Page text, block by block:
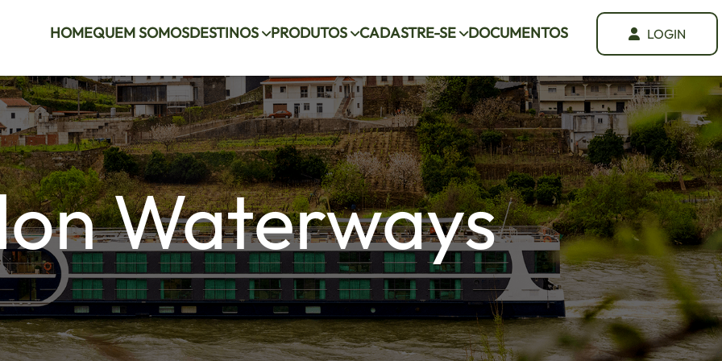
HOMEQUEM SOMOSDESTINOS PRODUTOS CADASTRE-SE DOCUMENTOS LOGIN
Waterways